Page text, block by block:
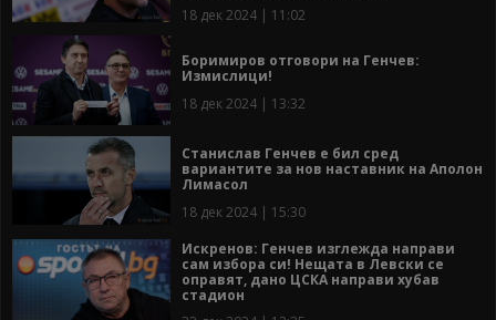
18 дек 2024 | 11:02
Боримиров отговори на Генчев:
Измислици!
18 дек 2024 | 13:32
Станислав Генчев е бил сред
вариантите за нов наставник на Аполон
Лимасол
18 дек 2024 | 15:30
Искренов: Генчев изглежда направи
сам избора си! Нещата в Левски се
оправят, дано ЦСКА направи хубав
стадион